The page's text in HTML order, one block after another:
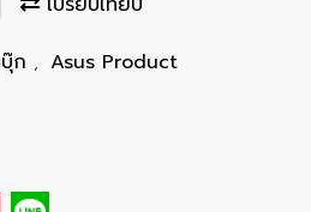
ก , Asus Product